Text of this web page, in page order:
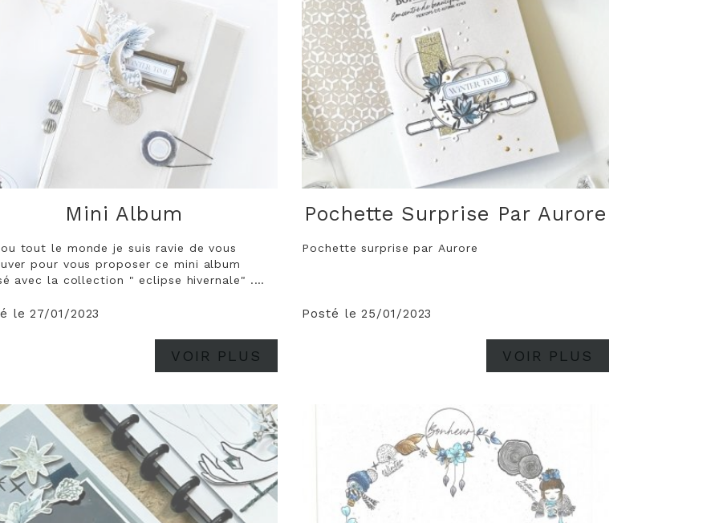
Mini Album
tout le monde je suis ravie de vous
pour vous proposer ce mini album
avec la collection " eclipse hivernale" .
et une touche de blanc et j'adore , je suis
le 27/01/2023
VOIR PLUS
Pochette Surprise Par Aurore
Pochette surprise par Aurore
Posté le 25/01/2023
VOIR PLUS